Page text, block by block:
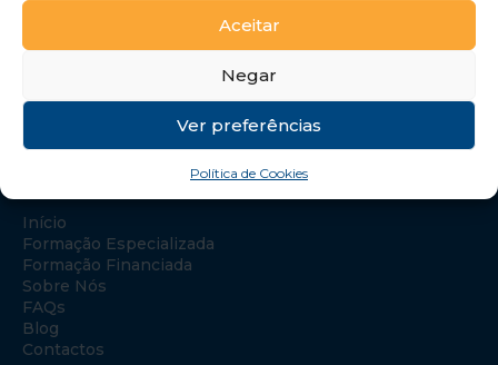
Aceitar
Negar
Ver preferências
Política de Cookies
Início
Formação Especializada
Formação Financiada
Sobre Nós
FAQs
Blog
Contactos